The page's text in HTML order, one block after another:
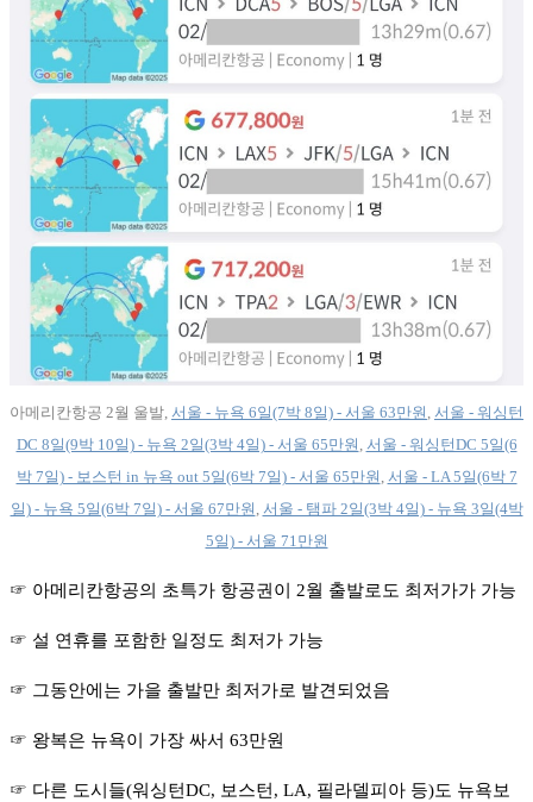
아메리칸항공 2월 울발, 서울 - 뉴욕 6일(7박 8일) - 서울 63만원 , 서울 - 워싱턴
DC 8일(9박 10일) - 뉴욕 2일(3박 4일) - 서울 65만원 , 서울 - 워싱턴DC 5일(6
박 7일) - 보스턴 in 뉴욕 out 5일(6박 7일) - 서울 65만원 , 서울 - LA 5일(6박 7
일) - 뉴욕 5일(6박 7일) - 서울 67만원 , 서울 - 탬파 2일(3박 4일) - 뉴욕 3일(4박
5일) - 서울 71만원
☞ 아메리칸항공의 초특가 항공권이 2월 출발로도 최저가가 가능
☞ 설 연휴를 포함한 일정도 최저가 가능
☞ 그동안에는 가을 출발만 최저가로 발견되었음
☞ 왕복은 뉴욕이 가장 싸서 63만원
☞ 다른 도시들(워싱턴DC, 보스턴, LA, 필라델피아 등)도 뉴욕보